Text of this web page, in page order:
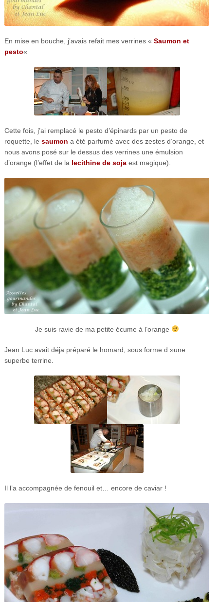
En mise en bouche, j’avais refait mes verrines « Saumon et
pesto«
Cette fois, j’ai remplacé le pesto d’épinards par un pesto de
roquette, le saumon a été parfumé avec des zestes d’orange, et
nous avons posé sur le dessus des verrines une émulsion
d’orange (l’effet de la lecithine de sojaest magique).
Je suis ravie de ma petite écume à l’orange
Jean Luc avait déja préparé le homard, sous forme d »une
superbe terrine.
Il l’a accompagnée de fenouil et… encore de caviar !